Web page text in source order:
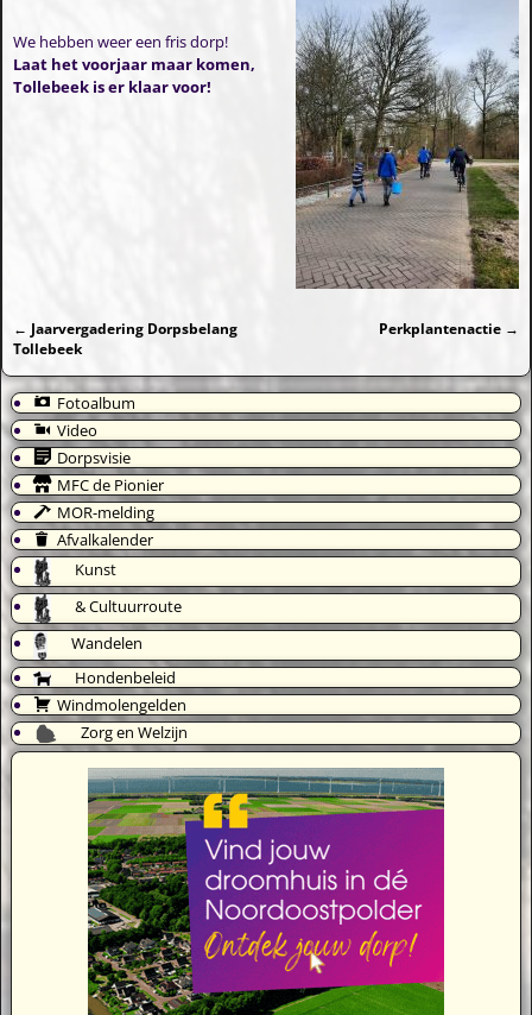
We hebben weer een fris dorp!
Laat het voorjaar maar komen,
Tollebeek is er klaar voor!
Bericht navigatie
← Jaarvergadering Dorpsbelang
Tollebeek
Perkplantenactie →
Fotoalbum
Video
Dorpsvisie
MFC de Pionier
MOR-melding
Afvalkalender
Kunst
& Cultuurroute
Wandelen
Hondenbeleid
Windmolengelden
Zorg en Welzijn